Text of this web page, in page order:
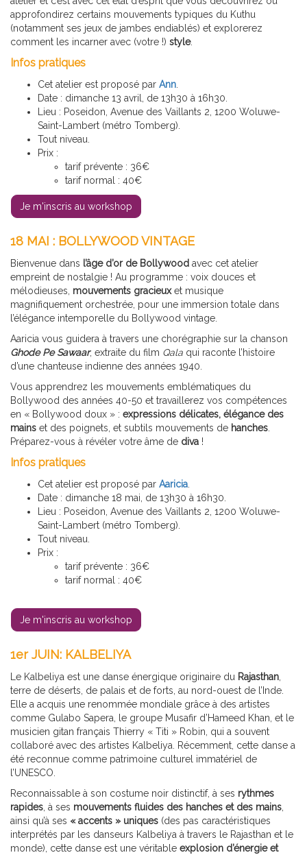
approfondirez certains mouvements typiques du Kuthu
(notamment ses jeux de jambes endiablés) et explorerez
comment les incarner avec (votre !) style.
Infos pratiques
Cet atelier est proposé par Ann
Date : dimanche 13 avril, de 13h30 à 16h30.
Lieu : Poseidon, Avenue des Vaillants 2, 1200 Woluwe-
Saint-Lambert (métro Tomberg).
Tout niveau.
Prix :
tarif prévente : 36€
tarif normal : 40€
Je m'inscris au workshop
18 MAI : BOLLYWOOD VINTAGE
Bienvenue dans l’âge d’or de Bollywood avec cet atelier
empreint de nostalgie ! Au programme : voix douces et
mélodieuses, mouvements gracieuxet musique
magnifiquement orchestrée, pour une immersion totale dans
l’élégance intemporelle du Bollywood vintage.
Aaricia vous guidera à travers une chorégraphie sur la chanson
Ghode Pe Sawaar, extraite du film Qala qui raconte l’histoire
d’une chanteuse indienne des années 1940.
Vous apprendrez les mouvements emblématiques du
Bollywood des années 40-50 et travaillerez vos compétences
en « Bollywood doux » : expressions délicates, élégance des
mains et des poignets, et subtils mouvements de hanches
Préparez-vous à révéler votre âme de diva !
Infos pratiques
Cet atelier est proposé par Aaricia
Date : dimanche 18 mai, de 13h30 à 16h30.
Lieu : Poseidon, Avenue des Vaillants 2, 1200 Woluwe-
Saint-Lambert (métro Tomberg).
Tout niveau.
Prix :
tarif prévente : 36€
tarif normal : 40€
Je m'inscris au workshop
1er JUIN: KALBELIYA
Le Kalbeliya est une danse énergique originaire du Rajasthan
terre de déserts, de palais et de forts, au nord-ouest de l’Inde.
Elle a acquis une renommée mondiale grâce à des artistes
comme Gulabo Sapera, le groupe Musafir d’Hameed Khan, et le
musicien gitan français Thierry « Titi » Robin, qui a souvent
collaboré avec des artistes Kalbeliya. Récemment, cette danse a
été reconnue comme patrimoine culturel immatériel de
l’UNESCO.
Reconnaissable à son costume noir distinctif, à ses rythmes
rapides , à ses mouvements fluides des hanches et des mains
ainsi qu’à ses « accents » uniques (des pas caractéristiques
interprétés par les danseurs Kalbeliya à travers le Rajasthan et le
monde), cette danse est une véritable explosion d’énergie et